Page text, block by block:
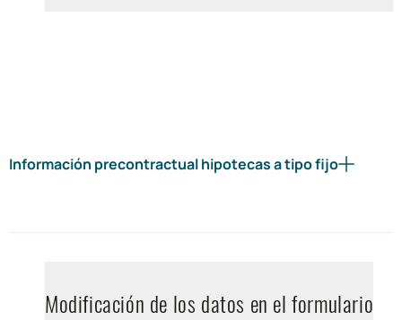
Información precontractual hipotecas a tipo fijo
Modificación de los datos en el formulario